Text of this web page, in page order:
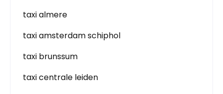
taxi almere
taxi amsterdam schiphol
taxi brunssum
taxi centrale leiden